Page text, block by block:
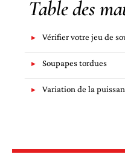
Table des
Vérifier votre jeu de
Soupapes tordues
Variation de la